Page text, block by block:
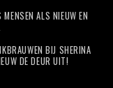
ALS NIEUW EN
BIJ SHERINA
DE DEUR UIT!